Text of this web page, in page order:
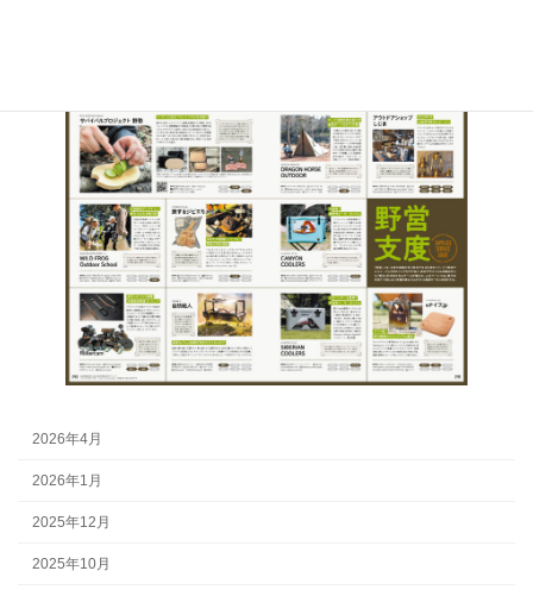
2026年4月
2026年1月
2025年12月
2025年10月